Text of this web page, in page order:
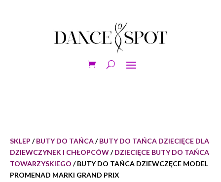
SKLEP /BUTY DO TAŃCA/BUTY DO TAŃCA DZIECIĘCE DLA
DZIEWCZYNEK I CHŁOPCÓW/DZIECIĘCE BUTY DO TAŃCA
TOWARZYSKIEGO / BUTY DO TAŃCA DZIEWCZĘCE MODEL
PROMENAD MARKI GRAND PRIX